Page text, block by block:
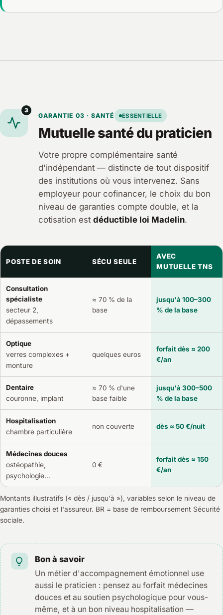
3
GARANTIE 03 · SANTÉ ESSENTIELLE
Mutuelle santé du praticien
Votre propre complémentaire santé
d'indépendant — distincte de tout dispositif
des institutions où vous intervenez. Sans
employeur pour cofinancer, le choix du bon
niveau de garanties compte double, et la
cotisation est déductible loi Madelin.
POSTE DE SOIN SÉCU SEULE
AVEC
MUTUELLE TNS
Consultation
spécialiste
secteur 2,
dépassements
≈ 70 % de la
base
jusqu'à 100–300
% de la base
Optique
verres complexes +
monture
quelques euros
forfait dès ≈ 200
€/an
Dentaire
couronne, implant
≈ 70 % d'une
base faible
jusqu'à 300–500
% de la base
Hospitalisation
chambre particulière
non couverte dès ≈ 50 €/nuit
Médecines douces
ostéopathie,
psychologie…
0 €
forfait dès ≈ 150
€/an
Montants illustratifs (« dès / jusqu'à »), variables selon le niveau de
garanties choisi et l'assureur. BR = base de remboursement Sécurité
sociale.
Bon à savoir
Un métier d'accompagnement émotionnel use
aussi le praticien : pensez au forfait médecines
douces et au soutien psychologique pour vous-
même, et à un bon niveau hospitalisation —